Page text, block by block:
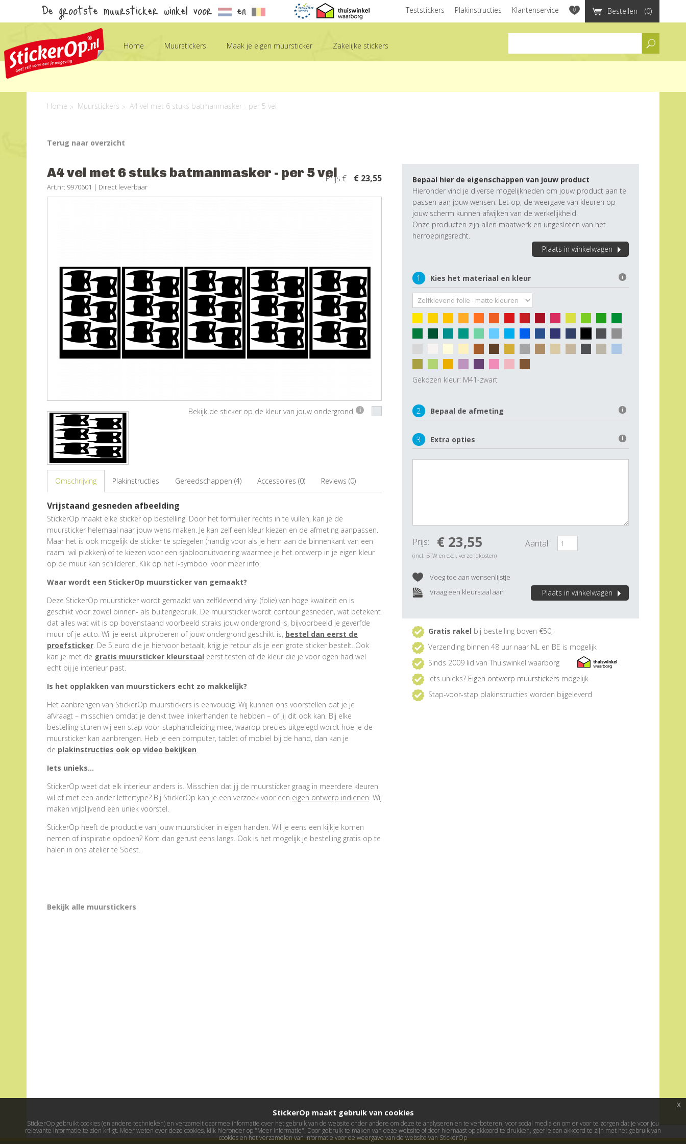
De grootste muursticker winkel voor en Bestellen (0)
Teststickers Plakinstructies Klantenservice 0
Home Muurstickers Maak je eigen muursticker Zakelijke stickers
Home Muurstickers A4 vel met 6 stuks batmanmasker - per 5 vel
Terug naar overzicht
A4 vel met 6 stuks batmanmasker - per 5 vel
Art.nr: 9970601 | Direct leverbaar
Prijs:€ € 23,55
Bekijk de sticker op de kleur van jouw ondergrond i
Omschrijving Plakinstructies Gereedschappen (4) Accessoires (0) Reviews (0)
Vrijstaand gesneden afbeelding
StickerOp maakt elke sticker op bestelling. Door het formulier rechts in te vullen, kan je de
muursticker helemaal naar jouw wens maken. Je kan zelf een kleur kiezen en de afmeting aanpassen.
Maar het is ook mogelijk de sticker te spiegelen (handig voor als je hem aan de binnenkant van een
raam wil plakken) of te kiezen voor een sjabloonuitvoering waarmee je het ontwerp in je eigen kleur
op de muur kan schilderen. Klik op het i-symbool voor meer info.
Waar wordt een StickerOp muursticker van gemaakt?
Deze StickerOp muursticker wordt gemaakt van zelfklevend vinyl (folie) van hoge kwaliteit en is
geschikt voor zowel binnen- als buitengebruik. De muursticker wordt contour gesneden, wat betekent
dat alles wat wit is op bovenstaand voorbeeld straks jouw ondergrond is, bijvoorbeeld je geverfde
muur of je auto. Wil je eerst uitproberen of jouw ondergrond geschikt is, bestel dan eerst de
proefsticker. De 5 euro die je hiervoor betaalt, krijg je retour als je een grote sticker bestelt. Ook
kan je met de gratis muursticker kleurstaal eerst testen of de kleur die je voor ogen had wel
echt bij je interieur past.
Is het opplakken van muurstickers echt zo makkelijk?
Het aanbrengen van StickerOp muurstickers is eenvoudig. Wij kunnen ons voorstellen dat je je
afvraagt – misschien omdat je denkt twee linkerhanden te hebben – of jij dit ook kan. Bij elke
bestelling sturen wij een stap-voor-staphandleiding mee, waarop precies uitgelegd wordt hoe je de
muursticker kan aanbrengen. Heb je een computer, tablet of mobiel bij de hand, dan kan je
de plakinstructies ook op video bekijken.
Iets unieks…
StickerOp weet dat elk interieur anders is. Misschien dat jij de muursticker graag in meerdere kleuren
wil of met een ander lettertype? Bij StickerOp kan je een verzoek voor een eigen ontwerp indienen. Wij
maken vrijblijvend een uniek voorstel.
StickerOp heeft de productie van jouw muursticker in eigen handen. Wil je eens een kijkje komen
nemen of inspiratie opdoen? Kom dan gerust eens langs. Ook is het mogelijk je bestelling gratis op te
halen in ons atelier te Soest.
Bekijk alle muurstickers
Bepaal hier de eigenschappen van jouw product
Hieronder vind je diverse mogelijkheden om jouw product aan te
passen aan jouw wensen. Let op, de weergave van kleuren op
jouw scherm kunnen afwijken van de werkelijkheid.
Onze producten zijn allen maatwerk en uitgesloten van het
herroepingsrecht.
Plaats in winkelwagen
1 Kies het materiaal en kleur i
Gekozen kleur: M41-zwart
2 Bepaal de afmeting i
3 Extra opties i
Plaats in winkelwagen
Prijs: € 23,55
(incl. BTW en excl. verzendkosten)
Aantal:
Voeg toe aan wensenlijstje
Vraag een kleurstaal aan
Gratis rakel bij bestelling boven €50,-
Verzending binnen 48 uur naar NL en BE is mogelijk
Sinds 2009 lid van Thuiswinkel waarborg
Iets unieks? Eigen ontwerp muurstickers mogelijk
Stap-voor-stap plakinstructies worden bijgeleverd
StickerOp maakt gebruik van cookies
StickerOp gebruikt cookies (en andere technieken) en verzamelt daarmee informatie over het gebruik van de website onder andere om deze te analyseren en te verbeteren, voor social media en om er voor te zorgen dat je voor jou
relevante informatie te zien krijgt. Meer weten over deze cookies, klik hieronder op "Meer informatie". Door gebruik te maken van deze website of door hiernaast op akkoord te drukken, geef je aan akkoord te zijn met het gebruik van
cookies en het verzamelen van informatie voor de weergave van de website van StickerOp
x